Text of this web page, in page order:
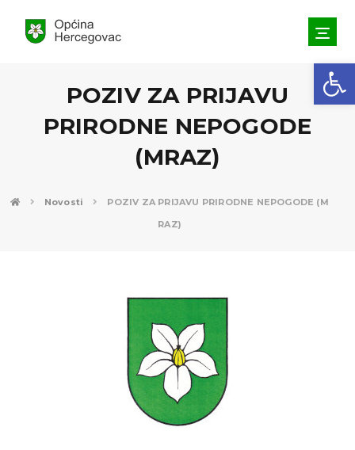
Open toolbar
POZIV ZA PRIJAVU
PRIRODNE NEPOGODE
(MRAZ)
Novosti
POZIV ZA PRIJAVU PRIRODNE NEPOGODE (M
RAZ)